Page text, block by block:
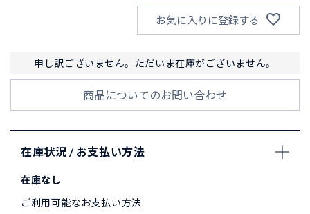
お気に入りに登録する
申し訳ございません。ただいま在庫がございません。
商品についてのお問い合わせ
在庫状況 / お支払い方法
在庫なし
ご利用可能なお支払い方法